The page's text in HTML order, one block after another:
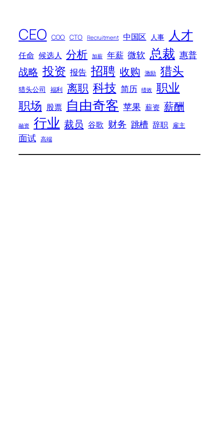
CEO COO CTO Recruitment 中国区 人事 人才
任命 候选人 分析 加薪 年薪 微软 总裁 惠普
战略 投资 报告 招聘 收购 激励 猎头
猎头公司 福利 离职 科技 简历 绩效 职业
职场 股票 自由奇客 苹果 薪资 薪酬
融资 行业 裁员 谷歌 财务 跳槽 辞职 雇主
面试 高端